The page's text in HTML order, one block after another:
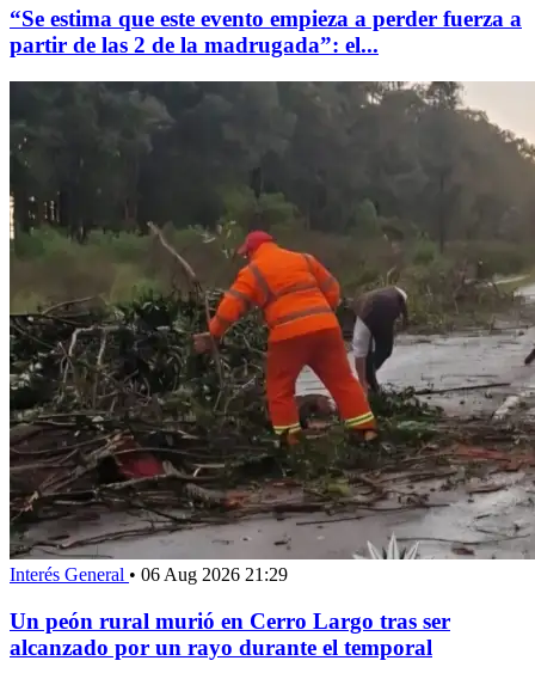
“Se estima que este evento empieza a perder fuerza a
partir de las 2 de la madrugada”: el...
Interés General • 06 Aug 2026 21:29
Un peón rural murió en Cerro Largo tras ser
alcanzado por un rayo durante el temporal